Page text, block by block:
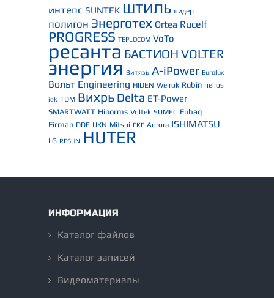
интепс SUNTEK ШТИЛЬ лидер
полигон Энерготех Ortea Rucelf
PROGRESS TEPLOCOM VoTo
ресанта БАСТИОН VOLTER
энергия Витязь A-iPower Eurolux
Вольт Engineering HIDEN Welrok Rubin helios
iek TDM Вихрь Delta ET-Power
SMARTWATT Hinorms Voltek SUMEC Fubag
Firman DDE UKN Mitsui EKF Aurora ISHIMATSU
LG RESUN HUTER
ИНФОРМАЦИЯ
Каталог файлов
Каталог записей
Видеоматериалы